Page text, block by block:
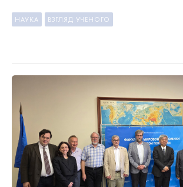
НАУКА ВЗГЛЯД УЧЕНОГО